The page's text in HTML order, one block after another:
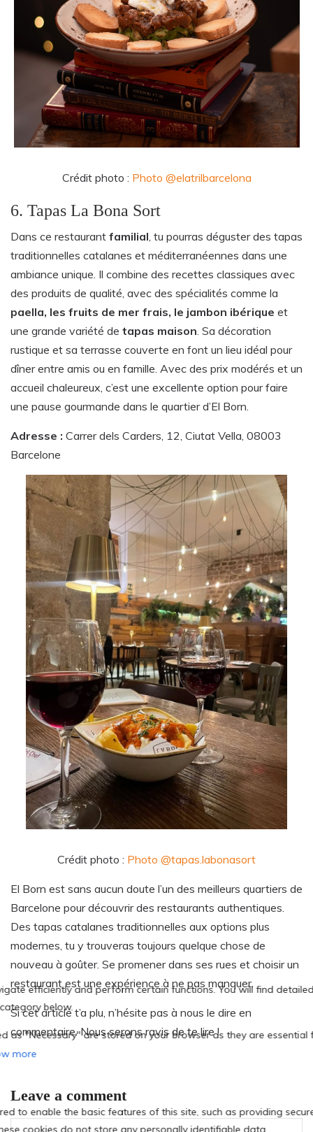
Crédit photo : Photo @elatrilbarcelona
6. Tapas La Bona Sort
Dans ce restaurant familial, tu pourras déguster des tapas
traditionnelles catalanes et méditerranéennes dans une
ambiance unique. Il combine des recettes classiques avec
des produits de qualité, avec des spécialités comme la
paella, les fruits de mer frais, le jambon ibérique et
une grande variété de tapas maison. Sa décoration
rustique et sa terrasse couverte en font un lieu idéal pour
dîner entre amis ou en famille. Avec des prix modérés et un
accueil chaleureux, c’est une excellente option pour faire
une pause gourmande dans le quartier d’El Born.
Adresse : Carrer dels Carders, 12, Ciutat Vella, 08003
Barcelone
Crédit photo : Photo @tapas.labonasort
El Born est sans aucun doute l’un des meilleurs quartiers de
Barcelone pour découvrir des restaurants authentiques.
Des tapas catalanes traditionnelles aux options plus
modernes, tu y trouveras toujours quelque chose de
nouveau à goûter. Se promener dans ses rues et choisir un
restaurant est une expérience à ne pas manquer.
Si cet article t’a plu, n’hésite pas à nous le dire en
commentaire. Nous serons ravis de te lire !
Leave a comment